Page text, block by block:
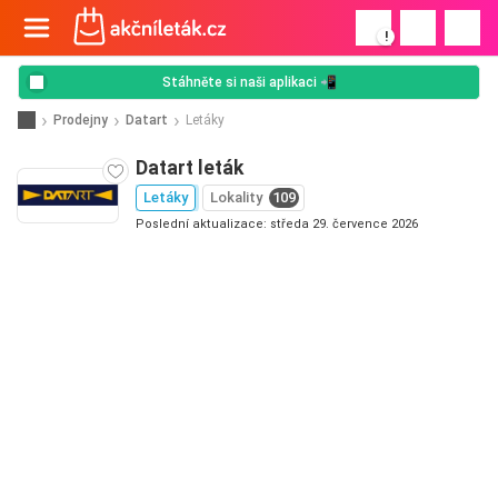
!
Stáhněte si naši aplikaci 📲
Prodejny Datart Letáky
Datart leták
Letáky Lokality 109
Poslední aktualizace: středa 29. července 2026